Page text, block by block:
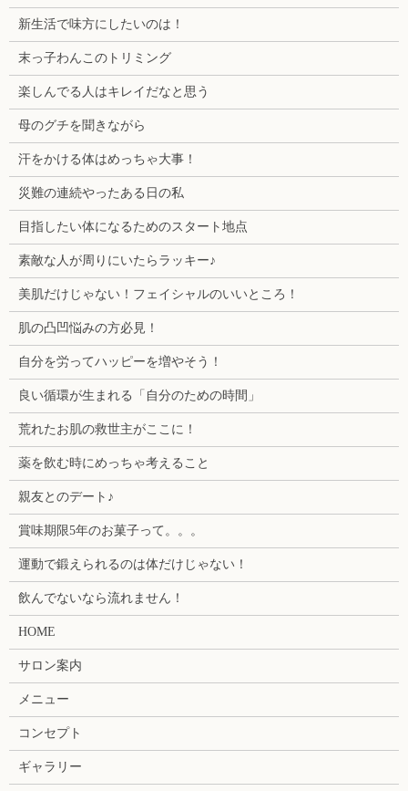
新生活で味方にしたいのは！
末っ子わんこのトリミング
楽しんでる人はキレイだなと思う
母のグチを聞きながら
汗をかける体はめっちゃ大事！
災難の連続やったある日の私
目指したい体になるためのスタート地点
素敵な人が周りにいたらラッキー♪
美肌だけじゃない！フェイシャルのいいところ！
肌の凸凹悩みの方必見！
自分を労ってハッピーを増やそう！
良い循環が生まれる「自分のための時間」
荒れたお肌の救世主がここに！
薬を飲む時にめっちゃ考えること
親友とのデート♪
賞味期限5年のお菓子って。。。
運動で鍛えられるのは体だけじゃない！
飲んでないなら流れません！
HOME
サロン案内
メニュー
コンセプト
ギャラリー